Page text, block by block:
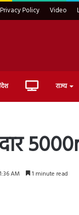
Privacy Policy Video
Live राज्य
AM 1 minute read